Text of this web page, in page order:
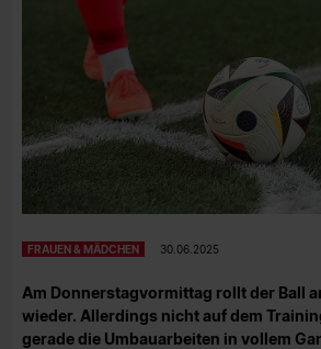
FRAUEN & MÄDCHEN 30.06.2025
Am Donnerstagvormittag rollt der Ball
wieder. Allerdings nicht auf dem
gerade die Umbauarbeiten in vollem